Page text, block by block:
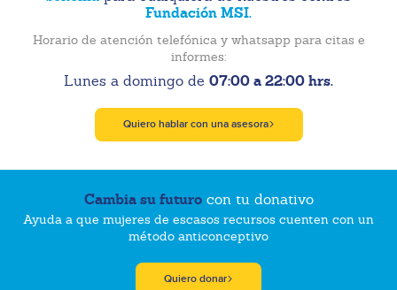
Fundación MSI.
Horario de atención telefónica y whatsapp para citas e
informes:
Lunes a domingo de 07:00 a 22:00 hrs.
Quiero hablar con una asesora
Cambia su futurocon tu donativo
Ayuda a que mujeres de escasos recursos cuenten con un
método anticonceptivo
Quiero donar